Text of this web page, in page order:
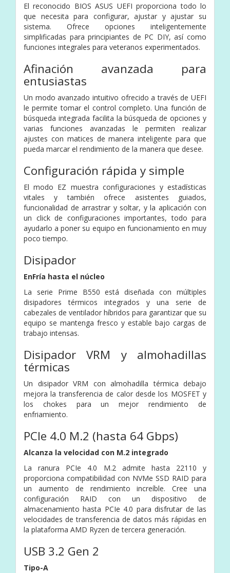
El reconocido BIOS ASUS UEFI proporciona todo lo
que necesita para configurar, ajustar y ajustar su
sistema. Ofrece opciones inteligentemente
simplificadas para principiantes de PC DIY, así como
funciones integrales para veteranos experimentados.
Afinación avanzada para
entusiastas
Un modo avanzado intuitivo ofrecido a través de UEFI
le permite tomar el control completo. Una función de
búsqueda integrada facilita la búsqueda de opciones y
varias funciones avanzadas le permiten realizar
ajustes con matices de manera inteligente para que
pueda marcar el rendimiento de la manera que desee.
Configuración rápida y simple
El modo EZ muestra configuraciones y estadísticas
vitales y también ofrece asistentes guiados,
funcionalidad de arrastrar y soltar, y la aplicación con
un click de configuraciones importantes, todo para
ayudarlo a poner su equipo en funcionamiento en muy
poco tiempo.
Disipador
EnFría hasta el núcleo
La serie Prime B550 está diseñada con múltiples
disipadores térmicos integrados y una serie de
cabezales de ventilador híbridos para garantizar que su
equipo se mantenga fresco y estable bajo cargas de
trabajo intensas.
Disipador VRM y almohadillas
térmicas
Un disipador VRM con almohadilla térmica debajo
mejora la transferencia de calor desde los MOSFET y
los chokes para un mejor rendimiento de
enfriamiento.
PCIe 4.0 M.2 (hasta 64 Gbps)
Alcanza la velocidad con M.2 integrado
La ranura PCIe 4.0 M.2 admite hasta 22110 y
proporciona compatibilidad con NVMe SSD RAID para
un aumento de rendimiento increíble. Cree una
configuración RAID con un dispositivo de
almacenamiento hasta PCIe 4.0 para disfrutar de las
velocidades de transferencia de datos más rápidas en
la plataforma AMD Ryzen de tercera generación.
USB 3.2 Gen 2
Tipo-A